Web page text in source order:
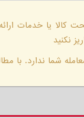
کالا یا خدمات
نکنید
شما ندارد. با